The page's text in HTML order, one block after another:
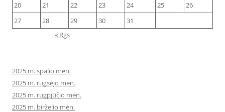
20
21 22 23 24 25
26
27
28 29 30
31
« Rgs
2025 m. spalio mėn.
2025 m. rugsėjo mėn.
2025 m. rugpjūčio mėn.
2025 m. birželio mėn.